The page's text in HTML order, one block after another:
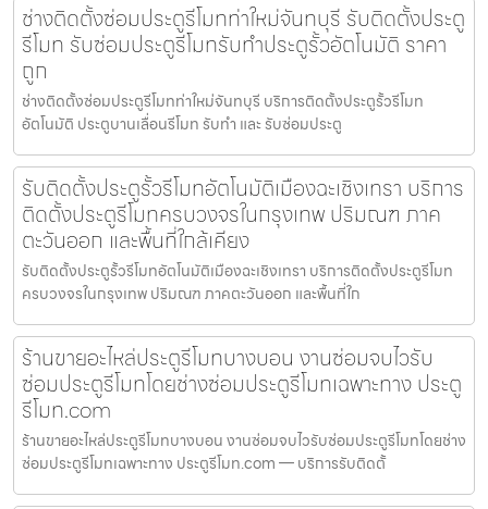
ช่างติดตั้งซ่อมประตูรีโมทท่าใหม่จันทบุรี รับติดตั้งประตู
รีโมท รับซ่อมประตูรีโมทรับทำประตูรั้วอัตโนมัติ ราคา
ถูก
ช่างติดตั้งซ่อมประตูรีโมทท่าใหม่จันทบุรี บริการติดตั้งประตูรั้วรีโมท
อัตโนมัติ ประตูบานเลื่อนรีโมท รับทำ และ รับซ่อมประตู
รับติดตั้งประตูรั้วรีโมทอัตโนมัติเมืองฉะเชิงเทรา บริการ
ติดตั้งประตูรีโมทครบวงจรในกรุงเทพ ปริมณฑ ภาค
ตะวันออก และพื้นที่ใกล้เคียง
รับติดตั้งประตูรั้วรีโมทอัตโนมัติเมืองฉะเชิงเทรา บริการติดตั้งประตูรีโมท
ครบวงจรในกรุงเทพ ปริมณฑ ภาคตะวันออก และพื้นที่ใก
ร้านขายอะไหล่ประตูรีโมทบางบอน งานซ่อมจบไวรับ
ซ่อมประตูรีโมทโดยช่างซ่อมประตูรีโมทเฉพาะทาง ประตู
รีโมท.com
ร้านขายอะไหล่ประตูรีโมทบางบอน งานซ่อมจบไวรับซ่อมประตูรีโมทโดยช่าง
ซ่อมประตูรีโมทเฉพาะทาง ประตูรีโมท.com — บริการรับติดตั้